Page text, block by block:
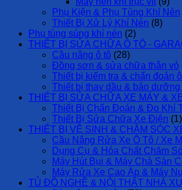
Phụ Kiện & Phụ Tùng Khí Nén
Thiết Bị Xử Lý Khí Nén (8)
Phụ tùng súng khí nén (2)
THIẾT BỊ SỬA CHỮA Ô TÔ -
Cầu nâng ô tô (28)
Đồng sơn & sửa chữa thân vỏ
Thiết bị kiểm tra & chẩn đoán
Thiết bị thay dầu & bảo dưỡng
THIẾT BỊ SỬA CHỮA XE MÁY &
Thiết Bị Chẩn Đoán & Đo Khí
Thiết Bị Sửa Chữa Xe Điện (1)
THIẾT BỊ VỆ SINH & CHĂM SÓC
Cầu Nâng Rửa Xe Ô Tô / Xe
Dụng Cụ & Hóa Chất Chăm
Máy Hút Bụi & Máy Chà Sàn
Máy Rửa Xe Cao Áp & Máy
TỦ ĐỒ NGHỀ & NỘI THẤT NHÀ